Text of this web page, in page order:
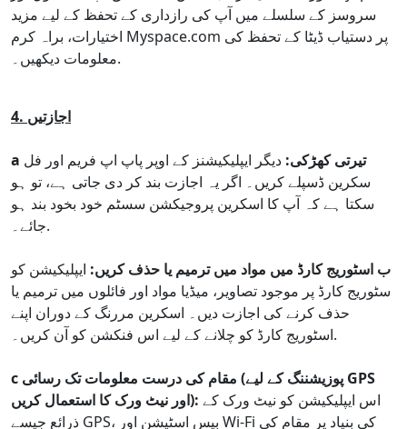
سروسز کے سلسلے میں آپ کی رازداری کے تحفظ کے لیے مزید
اختیارات، براہ کرم Myspace.com پر دستیاب ڈیٹا کے تحفظ کی
معلومات دیکھیں۔.
4. اجازتیں
a تیرتی کھڑکی: دیگر ایپلیکیشنز کے اوپر پاپ اپ فریم اور فل
سکرین ڈسپلے کریں۔ اگر یہ اجازت بند کر دی جاتی ہے، تو ہو
سکتا ہے کہ آپ کا اسکرین پروجیکشن سسٹم خود بخود بند ہو
جائے۔.
ب اسٹوریج کارڈ میں مواد میں ترمیم یا حذف کریں: ایپلیکیشن کو
سٹوریج کارڈ پر موجود تصاویر، میڈیا مواد اور فائلوں میں ترمیم یا
حذف کرنے کی اجازت دیں۔ اسکرین مررنگ کے دوران اپنے
اسٹوریج کارڈ کو چلانے کے لیے اس فنکشن کو آن کریں۔.
c مقام کی درست معلومات تک رسائی (پوزیشننگ کے لیے GPS
اور نیٹ ورک کا استعمال کریں):
ذرائع جیسے GPS، بیس اسٹیشن اور Wi-Fi کی بنیاد پر مقام کی